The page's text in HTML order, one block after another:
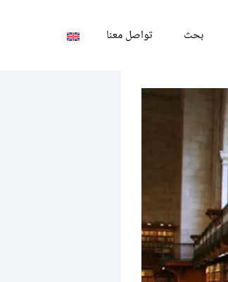
بحث تواصل معنا